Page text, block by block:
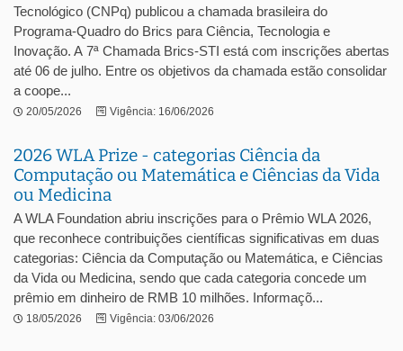
Tecnológico (CNPq) publicou a chamada brasileira do
Programa-Quadro do Brics para Ciência, Tecnologia e
Inovação. A 7ª Chamada Brics-STI está com inscrições abertas
até 06 de julho. Entre os objetivos da chamada estão consolidar
a coope...
20/05/2026 Vigência: 16/06/2026
2026 WLA Prize - categorias Ciência da
Computação ou Matemática e Ciências da Vida
ou Medicina
A WLA Foundation abriu inscrições para o Prêmio WLA 2026,
que reconhece contribuições científicas significativas em duas
categorias: Ciência da Computação ou Matemática, e Ciências
da Vida ou Medicina, sendo que cada categoria concede um
prêmio em dinheiro de RMB 10 milhões. Informaçõ...
18/05/2026 Vigência: 03/06/2026